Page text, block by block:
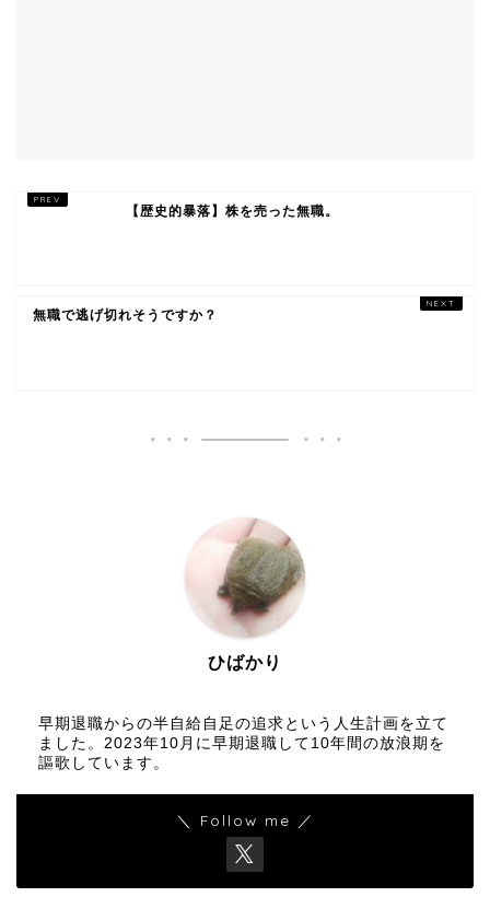
【歴史的暴落】株を売った無職。
無職で逃げ切れそうですか？
ひばかり
早期退職からの半自給自足の追求という人生計画を立て
ました。2023年10月に早期退職して10年間の放浪期を
謳歌しています。
＼ Follow me ／